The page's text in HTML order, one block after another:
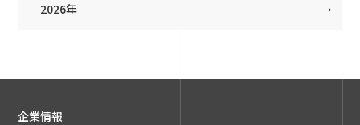
2026年
企業情報